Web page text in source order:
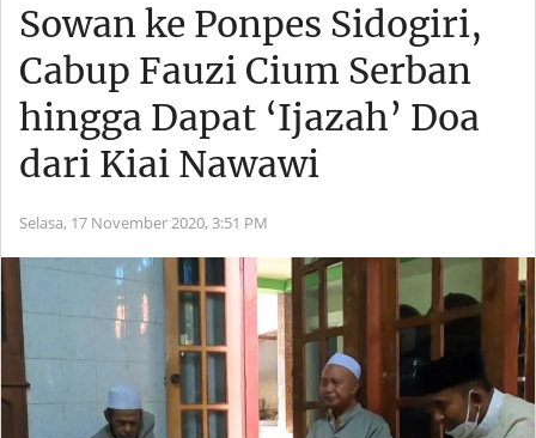
Sowan ke Ponpes Sidogiri,
Cabup Fauzi Cium Serban
hingga Dapat ‘Ijazah’ Doa
dari Kiai Nawawi
Selasa, 17 November 2020, 3:51 PM